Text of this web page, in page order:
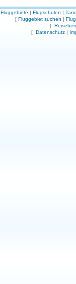
Fluggebiete | Flugschulen |
[ Fluggebiet suchen |
[
[ Datenschutz |